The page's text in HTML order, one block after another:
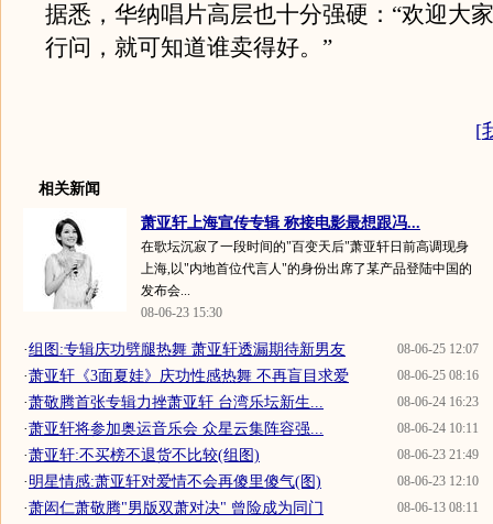
据悉，华纳唱片高层也十分强硬：“欢迎大
行问，就可知道谁卖得好。”
[
相关新闻
萧亚轩上海宣传专辑 称接电影最想跟冯...
在歌坛沉寂了一段时间的"百变天后"萧亚轩日前高调现身
上海,以"内地首位代言人"的身份出席了某产品登陆中国的
发布会...
08-06-23 15:30
08-06-25 12:07
·组图:专辑庆功劈腿热舞 萧亚轩透漏期待新男友
08-06-25 08:16
·萧亚轩《3面夏娃》庆功性感热舞 不再盲目求爱
08-06-24 16:23
·萧敬腾首张专辑力挫萧亚轩 台湾乐坛新生...
08-06-24 10:11
·萧亚轩将参加奥运音乐会 众星云集阵容强...
08-06-23 21:49
·萧亚轩:不买榜不退货不比较(组图)
08-06-23 12:10
·明星情感:萧亚轩对爱情不会再傻里傻气(图)
08-06-13 08:11
·萧闳仁萧敬腾"男版双萧对决" 曾险成为同门